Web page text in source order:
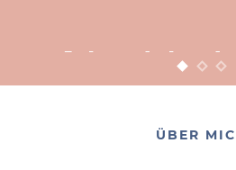
POSTED ON
ÜBER